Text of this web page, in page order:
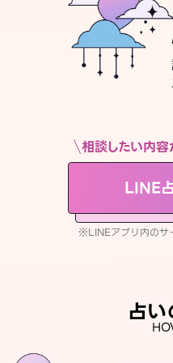
相談したい内
LINE
※LINEアプリ内のサ
占